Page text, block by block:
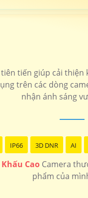
Ngoại Kbvision
giá rẻ Kbvision
Ip kbvision Camera
tiên tiến giúp cải
trên các dòng
nhận ánh sáng
IP66 3D DNR AI
Cao Camera
phẩm của